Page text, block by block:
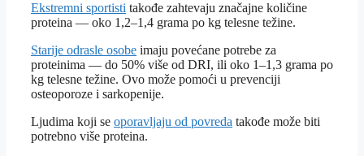
Ekstremni sportisti takođe zahtevaju značajne količine
proteina — oko 1,2–1,4 grama po kg telesne težine.
Starije odrasle osobe imaju povećane potrebe za
proteinima — do 50% više od DRI, ili oko 1–1,3 grama po
kg telesne težine. Ovo može pomoći u prevenciji
osteoporoze i sarkopenije.
Ljudima koji se oporavljaju od povreda takođe može biti
potrebno više proteina.